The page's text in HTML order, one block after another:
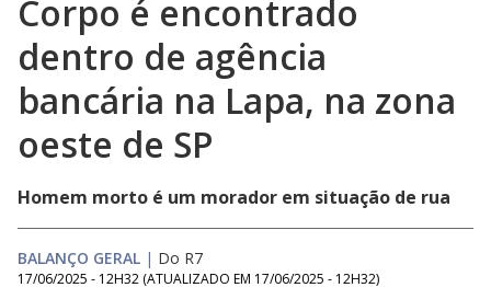
Corpo é encontrado
dentro de agência
bancária na Lapa, na zona
oeste de SP
Homem morto é um morador em situação de rua
BALANÇO GERAL | Do R7
17/06/2025 - 12H32 (ATUALIZADO EM 17/06/2025 - 12H32)